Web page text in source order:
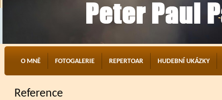
O MNĚ FOTOGALERIE REPERTOAR HUDEBNÍ UKÁZKY
Reference